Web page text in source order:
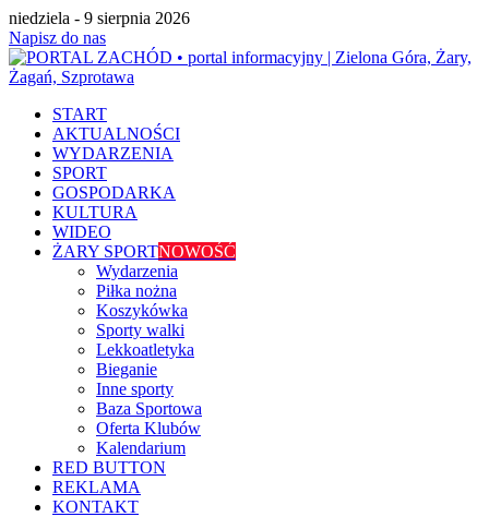
niedziela - 9 sierpnia 2026
Napisz do nas
START
AKTUALNOŚCI
WYDARZENIA
SPORT
GOSPODARKA
KULTURA
WIDEO
ŻARY SPORTNOWOŚĆ
Wydarzenia
Piłka nożna
Koszykówka
Sporty walki
Lekkoatletyka
Bieganie
Inne sporty
Baza Sportowa
Oferta Klubów
Kalendarium
RED BUTTON
REKLAMA
KONTAKT